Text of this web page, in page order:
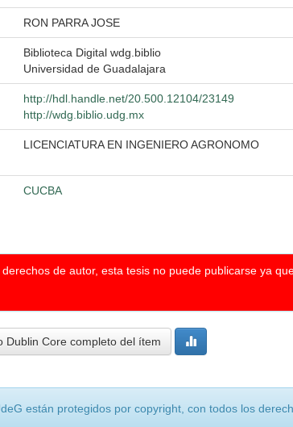
RON PARRA JOSE
Biblioteca Digital wdg.biblio
Universidad de Guadalajara
http://hdl.handle.net/20.500.12104/23149
http://wdg.biblio.udg.mx
LICENCIATURA EN INGENIERO AGRONOMO
CUCBA
de autor, esta tesis no puede publicarse ya
Dublin Core completo del ítem
están protegidos por copyright, con todos los